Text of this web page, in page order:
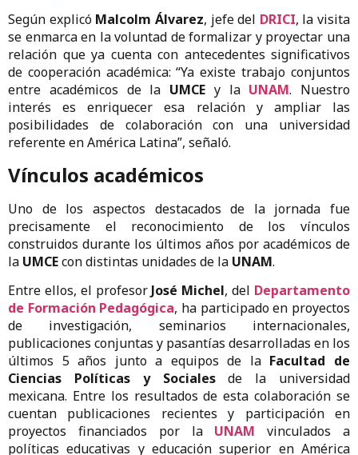
Según explicó Malcolm Álvarez, jefe del DRICI, la visita
se enmarca en la voluntad de formalizar y proyectar una
relación que ya cuenta con antecedentes significativos
de cooperación académica: “Ya existe trabajo conjuntos
entre académicos de la UMCE y la UNAM. Nuestro
interés es enriquecer esa relación y ampliar las
posibilidades de colaboración con una universidad
referente en América Latina”, señaló.
Vínculos académicos
Uno de los aspectos destacados de la jornada fue
precisamente el reconocimiento de los vínculos
construidos durante los últimos años por académicos de
la UMCEcon distintas unidades de la UNAM.
Entre ellos, el profesor José Michel, del Departamento
de Formación Pedagógica, ha participado en proyectos
de investigación, seminarios internacionales,
publicaciones conjuntas y pasantías desarrolladas en los
últimos 5 años junto a equipos de la Facultad de
Ciencias Políticas y Socialesde la universidad
mexicana. Entre los resultados de esta colaboración se
cuentan publicaciones recientes y participación en
proyectos financiados por laUNAM vinculados a
políticas educativas y educación superior en América